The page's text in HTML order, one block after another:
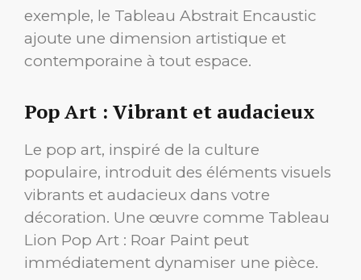
exemple, le Tableau Abstrait Encaustic
ajoute une dimension artistique et
contemporaine à tout espace.
Pop Art : Vibrant et audacieux
Le pop art, inspiré de la culture
populaire, introduit des éléments visuels
vibrants et audacieux dans votre
décoration. Une œuvre comme Tableau
Lion Pop Art : Roar Paint peut
immédiatement dynamiser une pièce.